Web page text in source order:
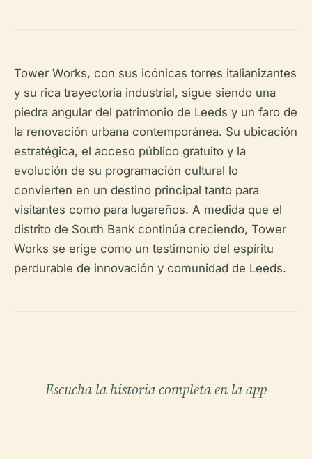
Tower Works, con sus icónicas torres italianizantes
y su rica trayectoria industrial, sigue siendo una
piedra angular del patrimonio de Leeds y un faro de
la renovación urbana contemporánea. Su ubicación
estratégica, el acceso público gratuito y la
evolución de su programación cultural lo
convierten en un destino principal tanto para
visitantes como para lugareños. A medida que el
distrito de South Bank continúa creciendo, Tower
Works se erige como un testimonio del espíritu
perdurable de innovación y comunidad de Leeds.
Escucha la historia completa en la app